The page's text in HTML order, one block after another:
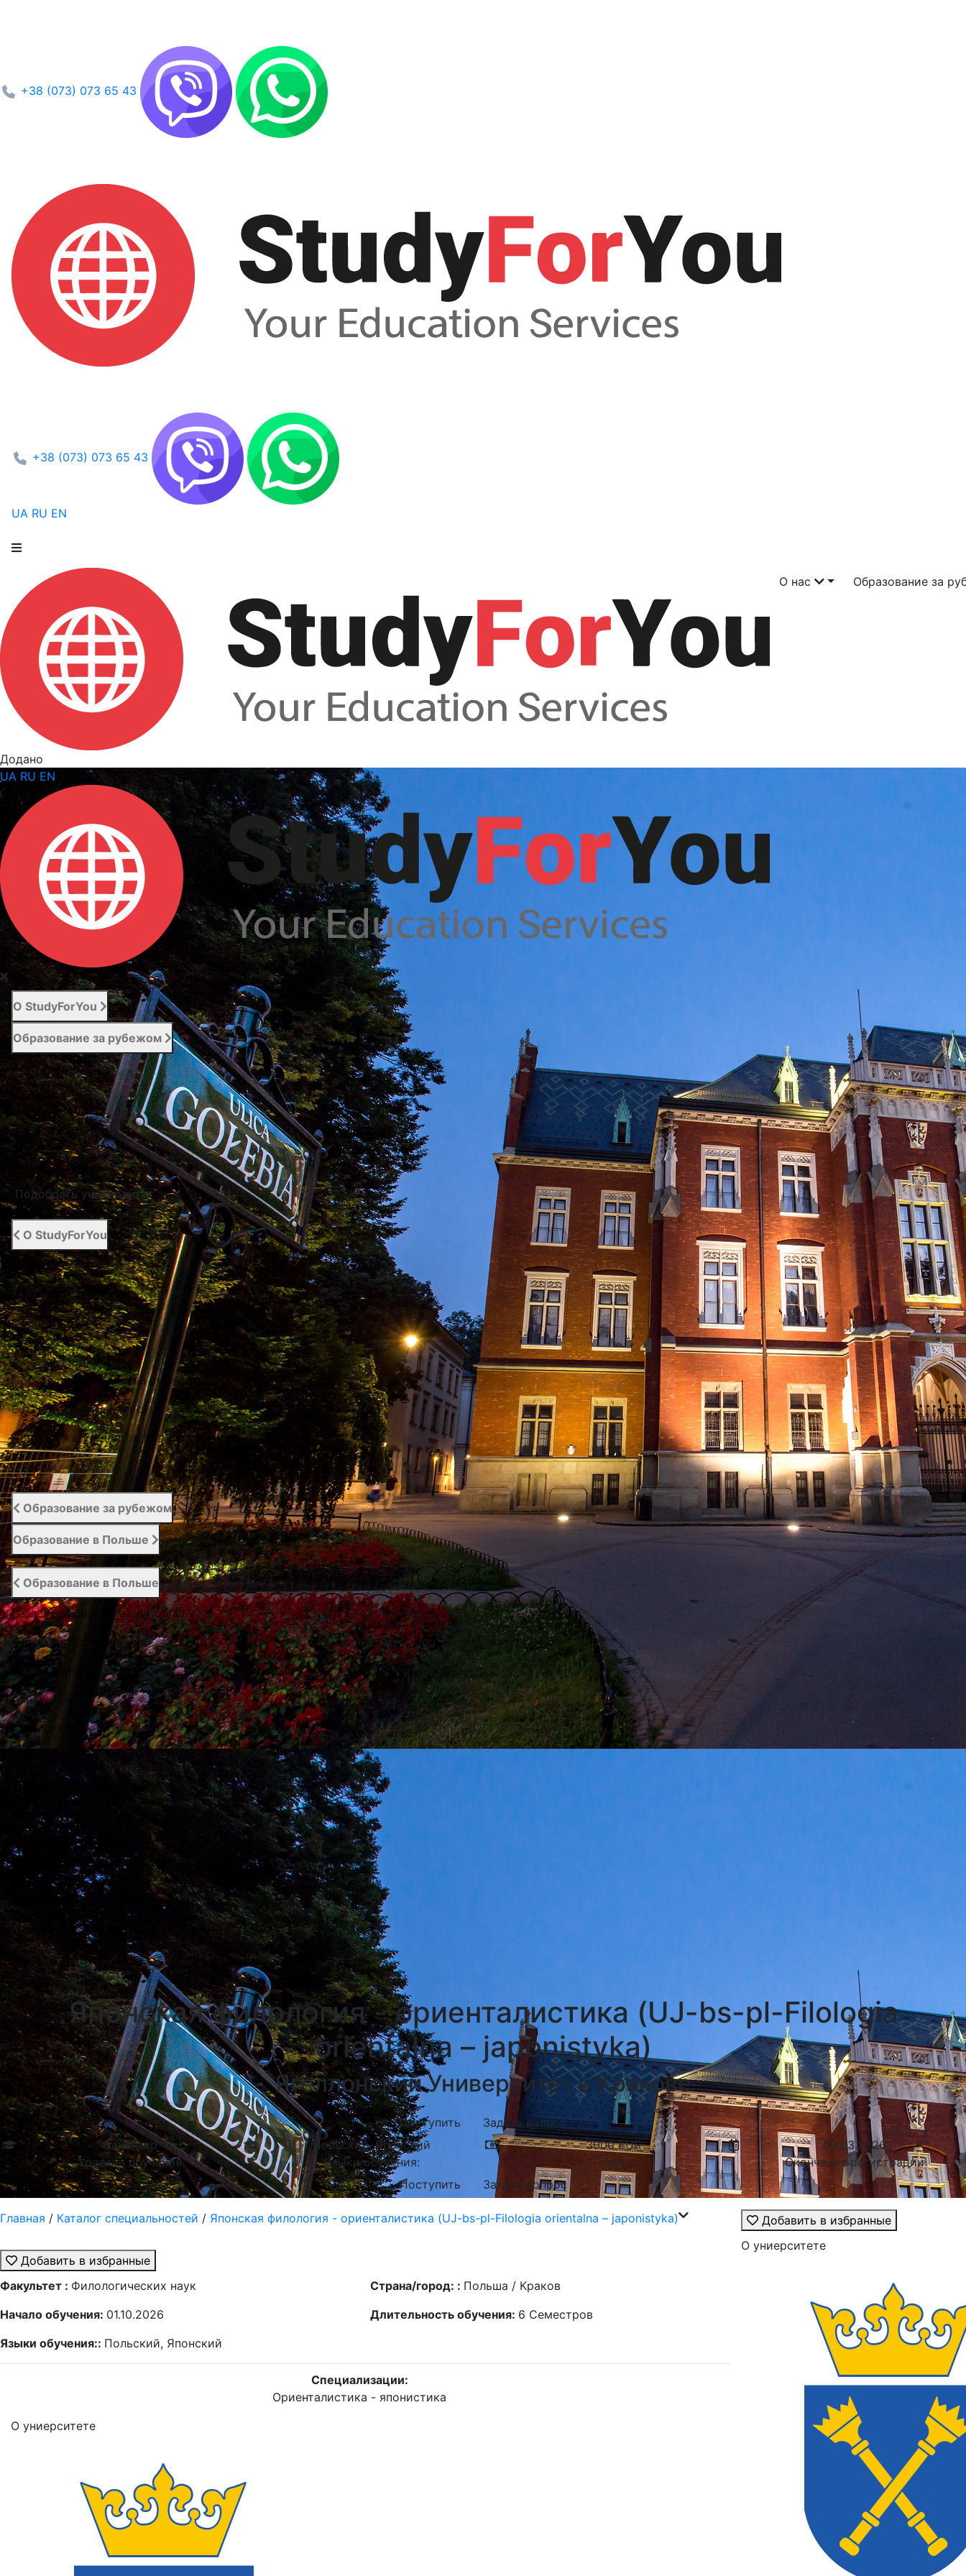
+38 (073) 073 65 43
+38 (073) 073 65 43
UA RU EN
О нас Образование за
Додано
UA RU EN
О StudyForYou
Образование за рубежом
Абитуриенту
Услуги
Новости
Контакты
Подобрать университет
О StudyForYou
О StudyForYou
Наши проекты
Фото / Видео
Cертификаты
Портал образования за рубежом
Вступительный сервис
Поддержка студентов | Student Support
Отзывы
Образование за рубежом
Образование в Польше
Образование в Польше
Высшее образование в Польше
Курсы польского языка
Курсы английского языка
Абитуриенту
Каталог общежитий
Университеты Варшавы
Университеты Вроцлава
Университеты Люблина
Университеты Лодзи
Университеты Кракова
Университеты Познани
Университеты в Катовицах
Университеты в Гданску
Японская филология - ориенталистика (UJ-bs-pl-Filologia
orientalna – japonistyka)
Ягеллонский Университет в Кракове
Поступить
Задать вопрос
Бакалавр
Уровень обучения
Польский, Японский
Языки обучения:
3000 EUR
Год
09.03.2026
Окончание регистрации
Поступить
Задать вопрос
Главная / Каталог специальностей / Японская филология - ориенталистика (UJ-bs-pl-Filologia orientalna – japonistyka)
Добавить в избранные
Факультет : Филологических наук Страна/город: : Польша / Краков
Начало обучения: 01.10.2026 Длительность обучения: 6 Семестров
Языки обучения:: Польский, Японский
Специализации:
Ориенталистика - японистика
О униерситете
Добавить в избранные
О униерситете